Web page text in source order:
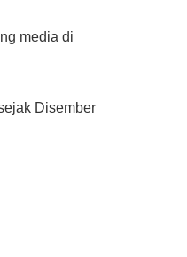
media di
Disember